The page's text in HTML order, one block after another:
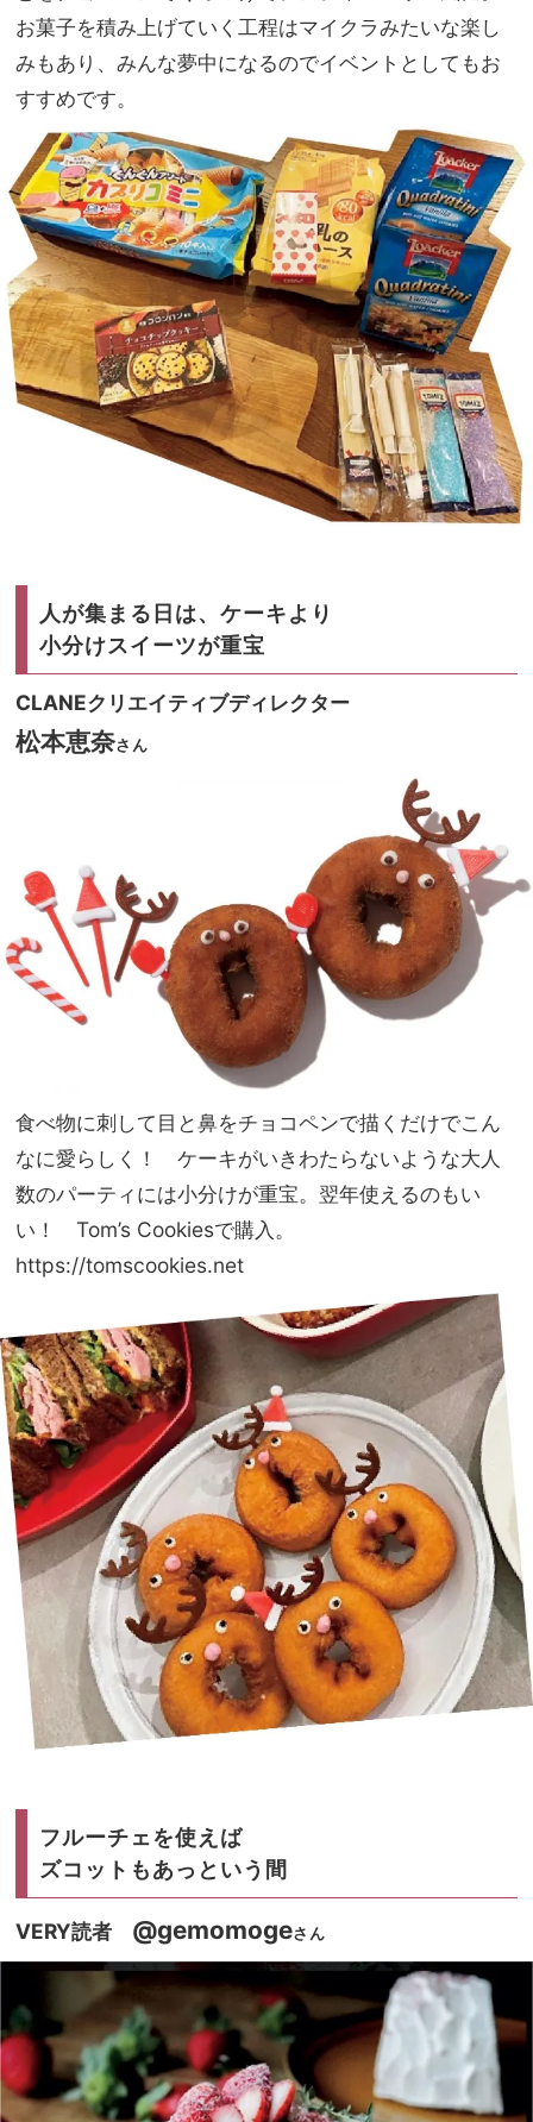
お菓子を積み上げていく工程はマイクラみたいな楽し
みもあり、みんな夢中になるのでイベントとしてもお
すすめです。
人が集まる日は、ケーキより
小分けスイーツが重宝
CLANEクリエイティブディレクター
松本恵奈さん
食べ物に刺して目と鼻をチョコペンで描くだけでこん
なに愛らしく！ ケーキがいきわたらないような大人
数のパーティには小分けが重宝。翌年使えるのもい
い！ Tom’s Cookiesで購入。
https://tomscookies.net
フルーチェを使えば
ズコットもあっという間
VERY読者 @gemomogeさん